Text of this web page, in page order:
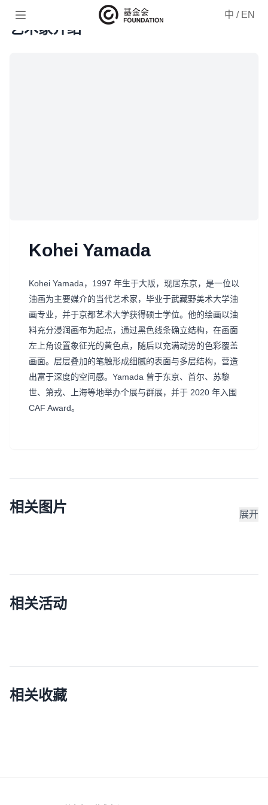
 中 / EN
艺术家介绍
Kohei Yamada
Kohei Yamada，1997 年生于大阪，现居东京，是一位以
油画为主要媒介的当代艺术家，毕业于武藏野美术大学油
画专业，并于京都艺术大学获得硕士学位。他的绘画以油
料充分浸润画布为起点，通过黑色线条确立结构，在画面
左上角设置象征光的黄色点，随后以充满动势的色彩覆盖
画面。层层叠加的笔触形成细腻的表面与多层结构，营造
出富于深度的空间感。Yamada 曾于东京、首尔、苏黎
世、第戎、上海等地举办个展与群展，并于 2020 年入围
CAF Award。
相关图片 展开
相关活动
相关收藏